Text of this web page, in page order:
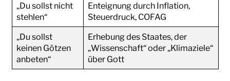
„Du sollst nicht
stehlen“
Enteignung durch Inflation,
Steuerdruck, COFAG
„Du sollst
keinen Götzen
anbeten“
Erhebung des Staates, der
„Wissenschaft“ oder „Klimaziele“
über Gott